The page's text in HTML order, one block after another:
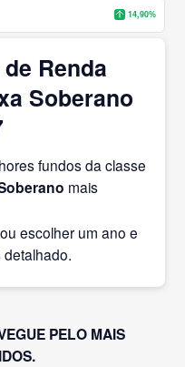
14,90%
Renda
Soberano
fundos da classe
mais
escolher um ano e
detalhado.
PELO MAIS